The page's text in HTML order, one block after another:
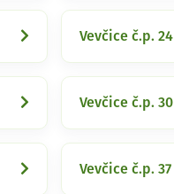
Vevčice č.p. 24
Vevčice č.p. 30
Vevčice č.p. 37